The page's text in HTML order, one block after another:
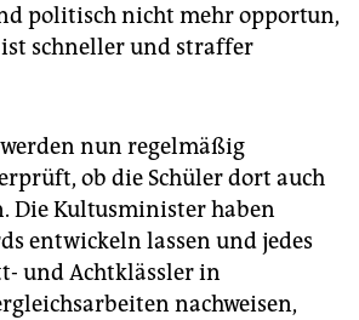
politisch nicht mehr opportun,
schneller und straffer
nun regelmäßig
ob die Schüler dort auch
Die Kultusminister haben
entwickeln lassen und jedes
und Achtklässler in
nachweisen,